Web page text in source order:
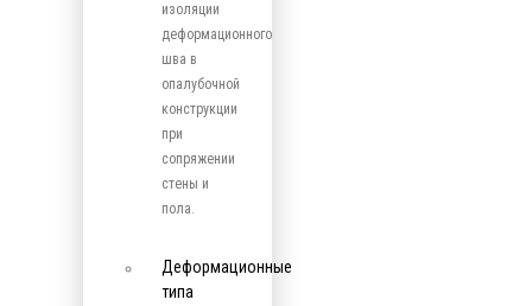
изоляции
деформационного
шва в
опалубочной
конструкции
при
сопряжении
стены и
пола.
Деформационные
типа